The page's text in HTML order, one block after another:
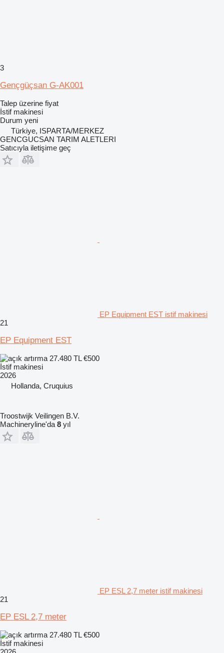
3
Gençgüçsan G-AK001
Talep üzerine fiyat
İstif makinesi
Durum yeni
Türkiye, ISPARTA/MERKEZ
GENCGUCSAN TARIM ALETLERI
Satıcıyla iletişime geç
EP Equipment EST istif makinesi
21
EP Equipment EST
27.480 TL€500
İstif makinesi
2026
Hollanda, Cruquius
Troostwijk Veilingen B.V.
Machineryline'da 8 yıl
EP ESL 2,7 meter istif makinesi
21
EP ESL 2,7 meter
27.480 TL€500
İstif makinesi